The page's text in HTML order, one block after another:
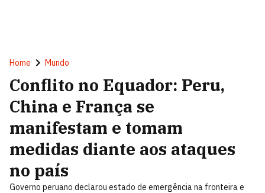
Home Mundo
Conflito no Equador: Peru,
China e França se
manifestam e tomam
medidas diante aos ataques
no país
Governo peruano declarou estado de emergência na fronteira e